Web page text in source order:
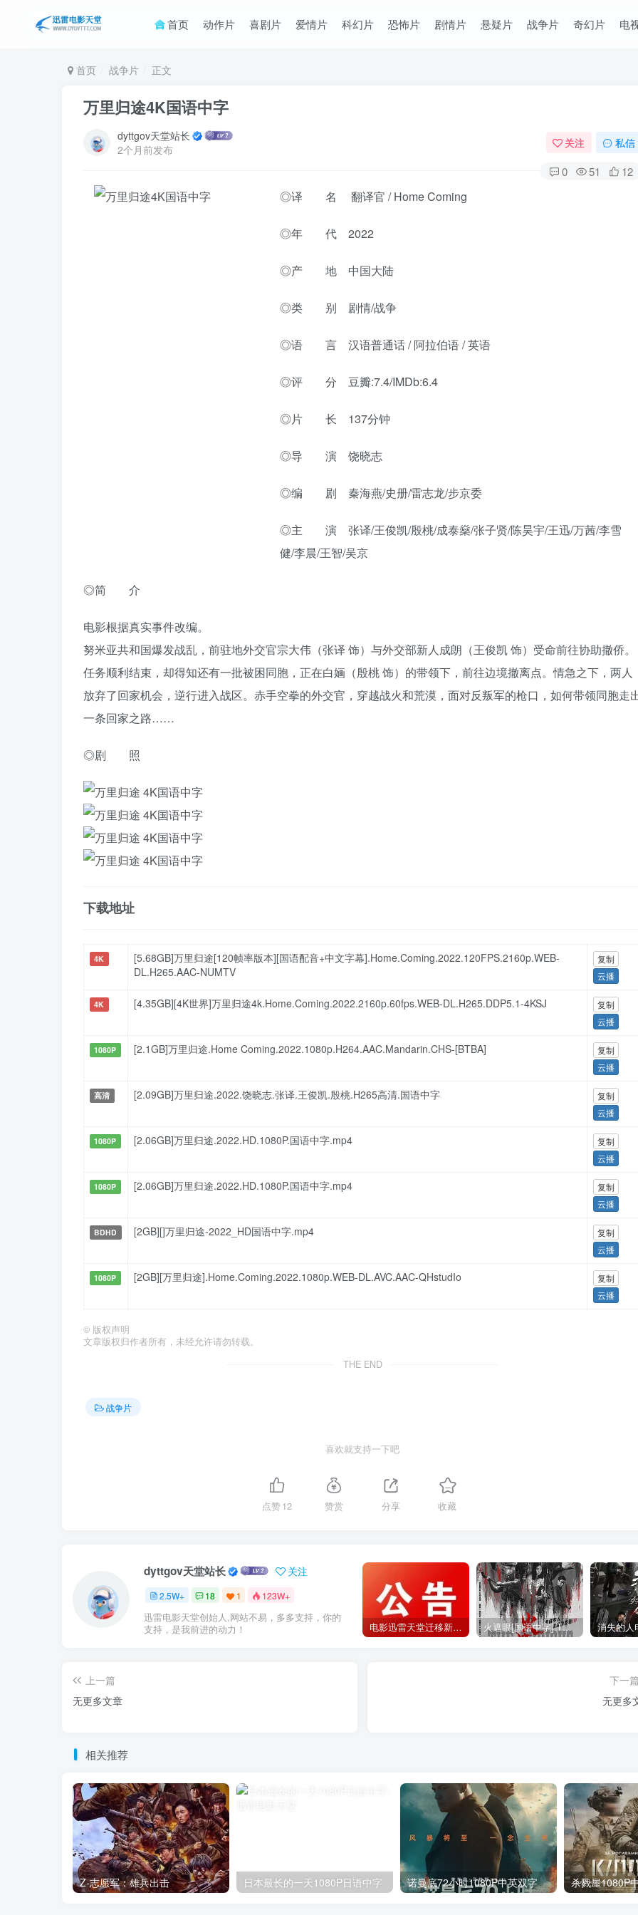
首页 动作片 喜剧片 爱情片 科幻片 恐怖片 剧情片 悬疑片 战争片 奇幻片 电
首页 战争片 正文
万里归途4K国语中字
dyttgov天堂站长
2个月前发布
关注 私信
0 51 12
◎译 名 翻译官 / Home Coming
◎年 代 2022
◎产 地 中国大陆
◎类 别 剧情/战争
◎语 言 汉语普通话 / 阿拉伯语 / 英语
◎评 分 豆瓣:7.4/IMDb:6.4
◎片 长 137分钟
◎导 演 饶晓志
◎编 剧 秦海燕/史册/雷志龙/步京委
◎主 演 张译/王俊凯/殷桃/成泰燊/张子贤/陈昊宇/王迅/万茜/李雪
健/李晨/王智/吴京
◎简 介
电影根据真实事件改编。
努米亚共和国爆发战乱，前驻地外交官宗大伟（张译 饰）与外交部新人成朗（王俊凯 饰）受命前往协助撤侨。
任务顺利结束，却得知还有一批被困同胞，正在白婳（殷桃 饰）的带领下，前往边境撤离点。情急之下，两人
放弃了回家机会，逆行进入战区。赤手空拳的外交官，穿越战火和荒漠，面对反叛军的枪口，如何带领同胞走
一条回家之路……
◎剧 照
下载地址
4K
[5.68GB]万里归途[120帧率版本][国语配音+中文字幕].Home.Coming.2022.120FPS.2160p.WEB-
DL.H265.AAC-NUMTV
复制
云播
4K [4.35GB][4K世界]万里归途4k.Home.Coming.2022.2160p.60fps.WEB-DL.H265.DDP5.1-4KSJ
复制
云播
1080P [2.1GB]万里归途.Home Coming.2022.1080p.H264.AAC.Mandarin.CHS-[BTBA]
复制
云播
高清 [2.09GB]万里归途.2022.饶晓志.张译.王俊凯.殷桃.H265高清.国语中字
复制
云播
1080P [2.06GB]万里归途.2022.HD.1080P.国语中字.mp4
复制
云播
1080P [2.06GB]万里归途.2022.HD.1080P.国语中字.mp4
复制
云播
BDHD [2GB][]万里归途-2022_HD国语中字.mp4
复制
云播
1080P [2GB][万里归途].Home.Coming.2022.1080p.WEB-DL.AVC.AAC-QHstudIo
复制
云播
© 版权声明
文章版权归作者所有，未经允许请勿转载。
THE END
战争片
喜欢就支持一下吧
点赞12 赞赏 分享 收藏
dyttgov天堂站长 关注
2.5W+ 18 1 123W+
迅雷电影天堂创始人,网站不易，多多支持，你的
支持，是我前进的动力！
电影迅雷天堂迁移新服务器,正常更新，维护完毕! 火遮眼[国语中字].The.Furious.2026.1080p+2160p高清下载
上一篇
无更多文章
下一篇
无更多
相关推荐
Z-志愿军：雄兵出击 日本最长的一天1080P日语中字 诺曼底72小时1080P中英双字 杀戮屋1080P